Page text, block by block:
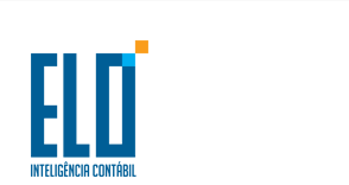
content